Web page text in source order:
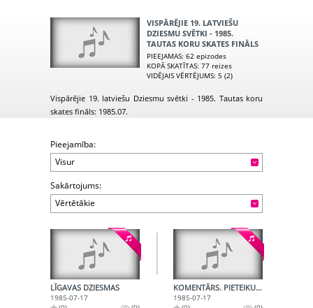
VISPĀRĒJIE 19. LATVIEŠU
DZIESMU SVĒTKI - 1985.
TAUTAS KORU SKATES FINĀLS
PIEEJAMAS: 62 epizodes
KOPĀ SKATĪTAS: 77 reizes
VIDĒJAIS VĒRTĒJUMS: 5 (2)
Vispārējie 19. latviešu Dziesmu svētki - 1985. Tautas koru
skates fināls: 1985.07.
Pieejamība:
Visur
Sakārtojums:
Vērtētākie
LĪGAVAS DZIESMAS
1985-07-17
KOMENTĀRS. PIETEIKUMS
1985-07-17